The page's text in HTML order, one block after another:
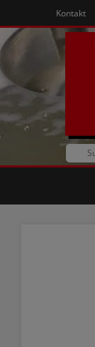
Kontakt